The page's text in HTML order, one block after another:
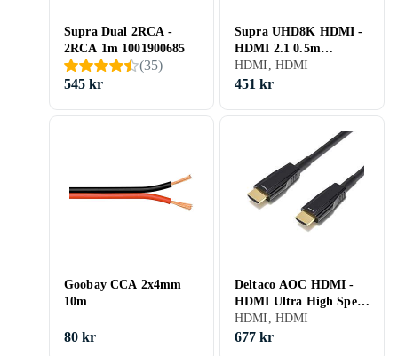
Supra Dual 2RCA -
2RCA 1m 1001900685
(35)
545 kr
Supra UHD8K HDMI -
HDMI 2.1 0.5m
1001100757
HDMI, HDMI
451 kr
Goobay CCA 2x4mm
10m
80 kr
Deltaco AOC HDMI -
HDMI Ultra High Speed
10m
HDMI, HDMI
677 kr